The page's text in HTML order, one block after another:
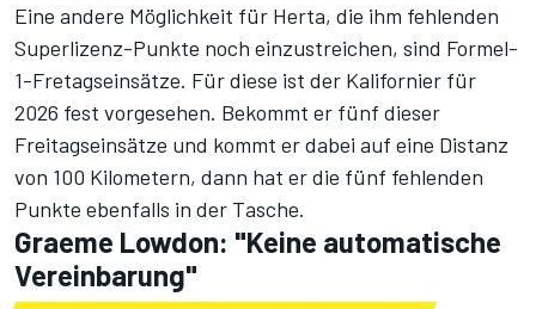
Eine andere Möglichkeit für Herta, die ihm fehlenden
Superlizenz-Punkte noch einzustreichen, sind Formel-
1-Fretagseinsätze. Für diese ist der Kalifornier für
2026 fest vorgesehen. Bekommt er fünf dieser
Freitagseinsätze und kommt er dabei auf eine Distanz
von 100 Kilometern, dann hat er die fünf fehlenden
Punkte ebenfalls in der Tasche.
Graeme Lowdon: "Keine automatische
Vereinbarung"